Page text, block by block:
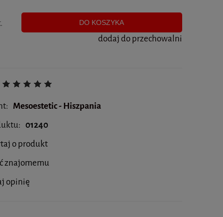
DO KOSZYKA
dodaj do przechowalni
Mesoestetic - Hiszpania
01240
o produkt
znajomemu
opinię